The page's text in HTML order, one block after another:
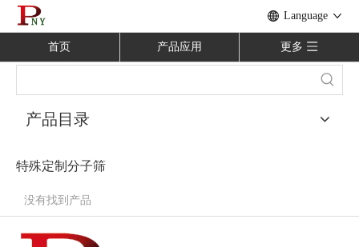
Language
首页 产品应用 更多
产品目录
特殊定制分子筛
没有找到产品